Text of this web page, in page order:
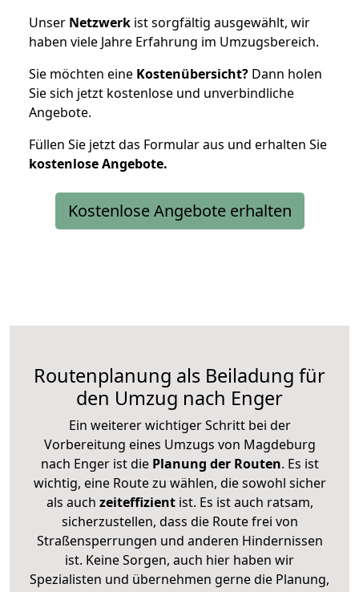
Unser Netzwerk ist sorgfältig ausgewählt, wir
haben viele Jahre Erfahrung im Umzugsbereich.
Sie möchten eine Kostenübersicht? Dann holen
Sie sich jetzt kostenlose und unverbindliche
Angebote.
Füllen Sie jetzt das Formular aus und erhalten Sie
kostenloseAngebote.
Kostenlose Angebote erhalten
Routenplanung als Beiladung für
den Umzug nach Enger
Ein weiterer wichtiger Schritt bei der
Vorbereitung eines Umzugs von Magdeburg
nach Enger ist diePlanung der Routen. Es ist
wichtig, eine Route zu wählen, die sowohl sicher
als auch zeiteffizientist. Es ist auch ratsam,
sicherzustellen, dass die Route frei von
Straßensperrungen und anderen Hindernissen
ist. Keine Sorgen, auch hier haben wir
Spezialisten und übernehmen gerne die Planung,